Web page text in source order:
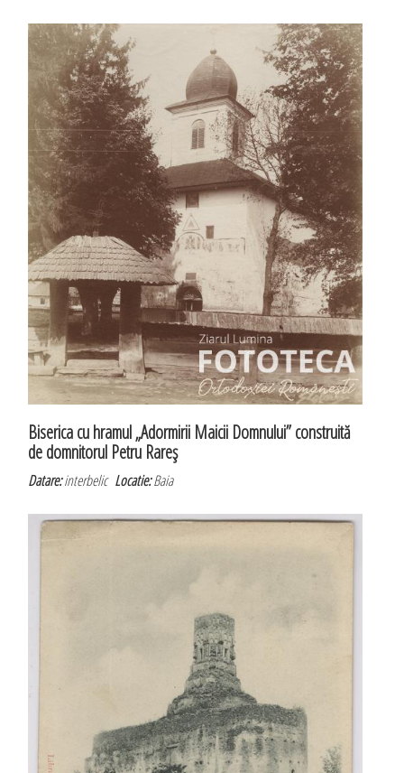
Biserica cu hramul „Adormirii Maicii Domnului” construită
de domnitorul Petru Rareş
Datare:interbelicLocatie:Baia